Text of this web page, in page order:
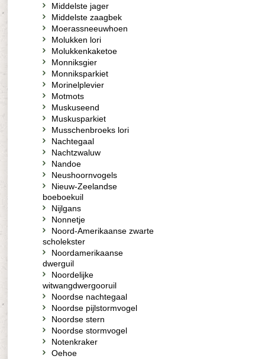
Middelste jager
Middelste zaagbek
Moerassneeuwhoen
Molukken lori
Molukkenkaketoe
Monniksgier
Monniksparkiet
Morinelplevier
Motmots
Muskuseend
Muskusparkiet
Musschenbroeks lori
Nachtegaal
Nachtzwaluw
Nandoe
Neushoornvogels
Nieuw-Zeelandse
boeboekuil
Nijlgans
Nonnetje
Noord-Amerikaanse zwarte
scholekster
Noordamerikaanse
dwerguil
Noordelijke
witwangdwergooruil
Noordse nachtegaal
Noordse pijlstormvogel
Noordse stern
Noordse stormvogel
Notenkraker
Oehoe